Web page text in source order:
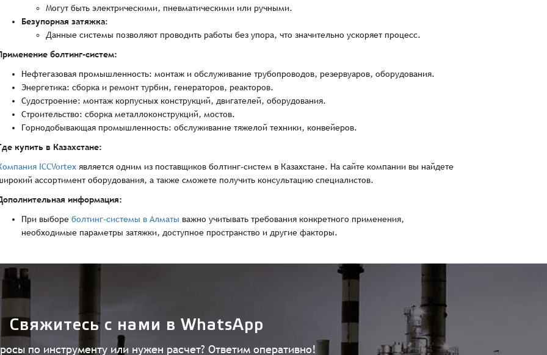
Могут быть электрическими, пневматическими или ручными.
Безупорная затяжка:
Данные системы позволяют проводить работы без упора, что значительно ускоряет процесс.
болтинг-систем:
Нефтегазовая промышленность: монтаж и обслуживание трубопроводов, резервуаров, оборудования.
Энергетика: сборка и ремонт турбин, генераторов, реакторов.
Судостроение: монтаж корпусных конструкций, двигателей, оборудования.
Строительство: сборка металлоконструкций, мостов.
Горнодобывающая промышленность: обслуживание тяжелой техники, конвейеров.
купить в Казахстане:
ICCVortexявляется одним из поставщиков болтинг-систем в Казахстане. На сайте компании вы найдете
ассортимент оборудования, а также сможете получить консультацию специалистов.
информация:
При выборе болтинг-системы в Алматы важно учитывать требования конкретного применения,
необходимые параметры затяжки, доступное пространство и другие факторы.
Свяжитесь с нами в WhatsApp
по инструменту или нужен расчет? Ответим оперативно!